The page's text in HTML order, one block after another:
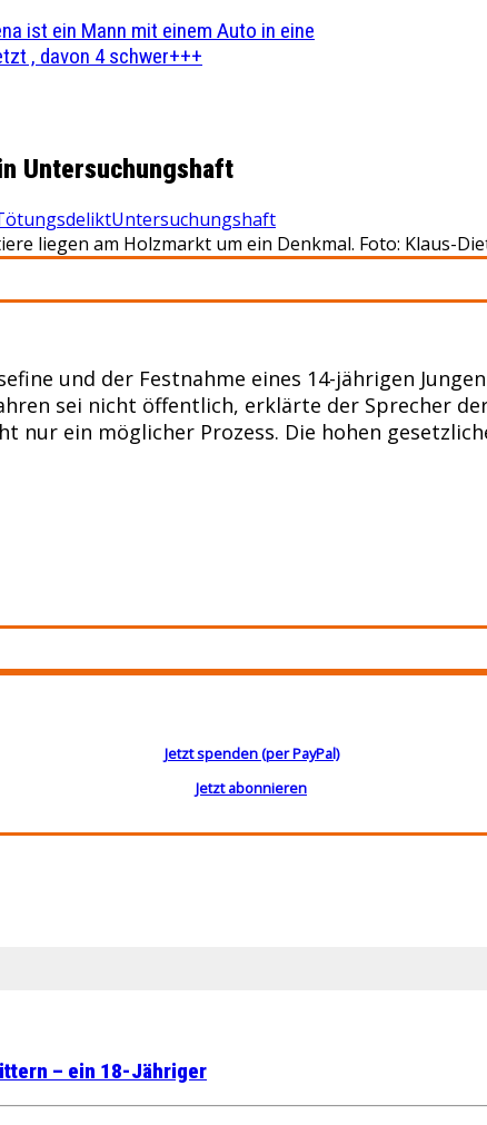
ist ein Mann mit einem Auto in eine
, davon 4 schwer+++
Untersuchungshaft
Untersuchungshaft
liegen am Holzmarkt um ein Denkmal. Foto: Klaus-
und der Festnahme eines 14-jährigen
sei nicht öffentlich, erklärte der Sprecher
ein möglicher Prozess. Die hohen
Jetzt spenden (per PayPal)
Jetzt abonnieren
– ein 18-Jähriger